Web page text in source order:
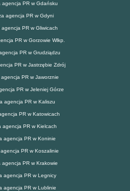
agencja PR w Gdańsku
agencja PR w Gdyni
agencja PR w Gliwicach
PR w Gorzowie Wlkp.
PR w Grudziądzu
PR w Jastrzębie Zdrój
PR w Jaworznie
PR w Jeleniej Górze
agencja PR w Kaliszu
PR w Katowicach
agencja PR w Kielcach
agencja PR w Koninie
PR w Koszalinie
agencja PR w Krakowie
agencja PR w Legnicy
agencja PR w Lublinie